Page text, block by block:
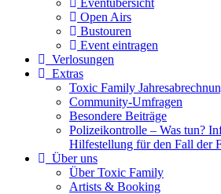
Eventübersicht
Open Airs
Bustouren
Event eintragen
Verlosungen
Extras
Toxic Family
Community-Umfragen
Besondere Beiträge
Polizeikontrolle – Was tun?
Hilfestellung für den Fall der
Über uns
Über Toxic Family
Artists & Booking